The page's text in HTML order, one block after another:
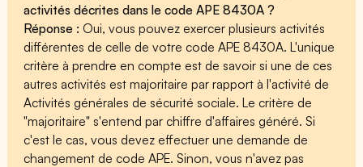
activités décrites dans le code APE 8430A ?
Réponse :Oui, vous pouvez exercer plusieurs activités
différentes de celle de votre code APE 8430A. L'unique
critère à prendre en compte est de savoir si une de ces
autres activités est majoritaire par rapport à l'activité de
Activités générales de sécurité sociale. Le critère de
"majoritaire" s'entend par chiffre d'affaires généré. Si
c'est le cas, vous devez effectuer une demande de
changement de code APE. Sinon, vous n'avez pas